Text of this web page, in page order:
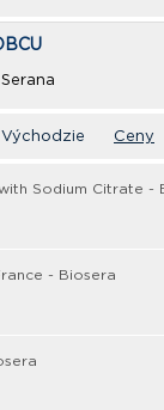
Serana
Východzie Ceny
Sodium Citrate -
- Biosera